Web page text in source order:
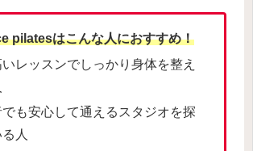
pilatesはこんな人におすすめ！
レッスンでしっかり身体を整え
も安心して通えるスタジオを探
人